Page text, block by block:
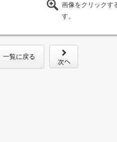
画像をクリックす
す。
一覧に戻る